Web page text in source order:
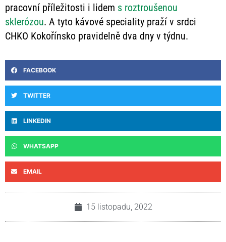
pracovní příležitosti i lidem s roztroušenou
sklerózou. A tyto kávové speciality praží v srdci
CHKO Kokořínsko pravidelně dva dny v týdnu.
FACEBOOK
TWITTER
LINKEDIN
WHATSAPP
EMAIL
15 listopadu, 2022